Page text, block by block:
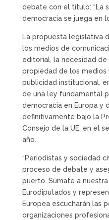
debate con el título: “La
democracia se juega en
La propuesta legislativa
los medios de
editorial, la necesidad
propiedad de los
publicidad institucional,
de una ley fundamental
democracia en Europa y
definitivamente bajo la
Consejo de la UE, en el
año.
“Periodistas y sociedad
proceso de debate y
puerto. Súmate a
Eurodiputados y
Europea escucharán las
organizaciones